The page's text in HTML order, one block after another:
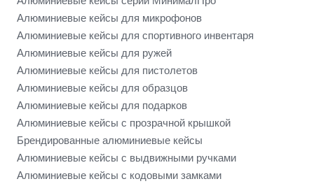
Алюминиевые кейсы для микрофонов
Алюминиевые кейсы для спортивного инвентаря
Алюминиевые кейсы для ружей
Алюминиевые кейсы для пистолетов
Алюминиевые кейсы для образцов
Алюминиевые кейсы для подарков
Алюминиевые кейсы с прозрачной крышкой
Брендированные алюминиевые кейсы
Алюминиевые кейсы с выдвижными ручками
Алюминиевые кейсы с кодовыми замками